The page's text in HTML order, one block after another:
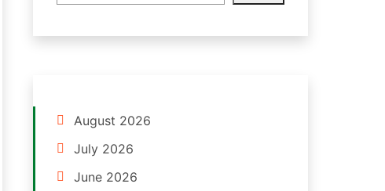
August 2026
July 2026
June 2026